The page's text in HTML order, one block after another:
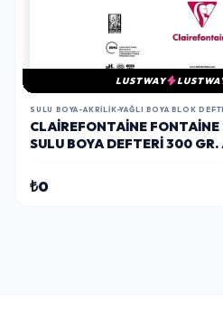
LUSTWAY
SULU BOYA-AKRILIK-YAĞLI BOYA BLOK
CLAIREFONTAINE
SULU BOYA DEFTERI 300
₺0